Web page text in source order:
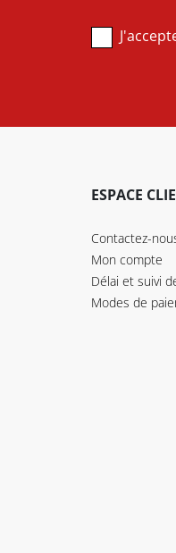
ESPACE
Contactez-
Mon compte
Délai et suivi
Modes de